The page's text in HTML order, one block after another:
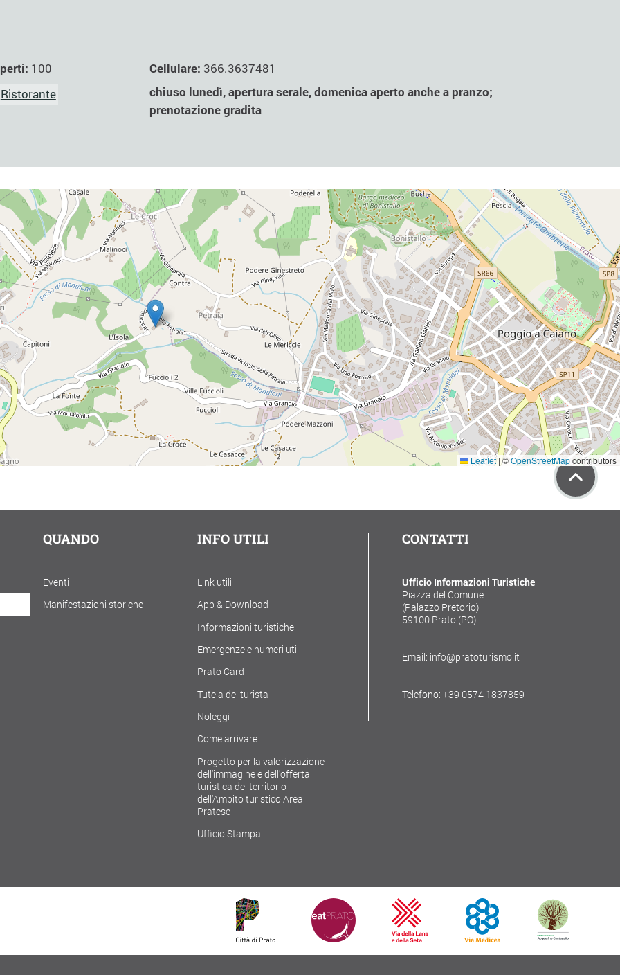
100
Ristorante
Cellulare: 366.3637481
chiuso lunedì, apertura serale, domenica aperto anche a pranzo;
prenotazione gradita
Leaflet |©OpenStreetMapcontributors
QUANDO
Eventi
Manifestazioni storiche
INFO UTILI
Link utili
App & Download
Informazioni turistiche
Emergenze e numeri utili
Prato Card
Tutela del turista
Noleggi
Come arrivare
Progetto per la valorizzazione
dell'immagine e dell'offerta
turistica del territorio
dell'Ambito turistico Area
Pratese
Ufficio Stampa
CONTATTI
Ufficio Informazioni Turistiche
Piazza del Comune
(Palazzo Pretorio)
59100 Prato (PO)
Email: info@pratoturismo.it
Telefono: +39 0574 1837859